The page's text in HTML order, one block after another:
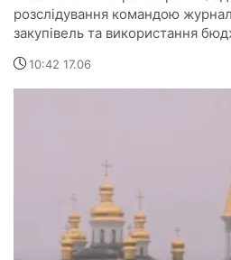
розслідування командою
закупівель та використання
10:42 17.06